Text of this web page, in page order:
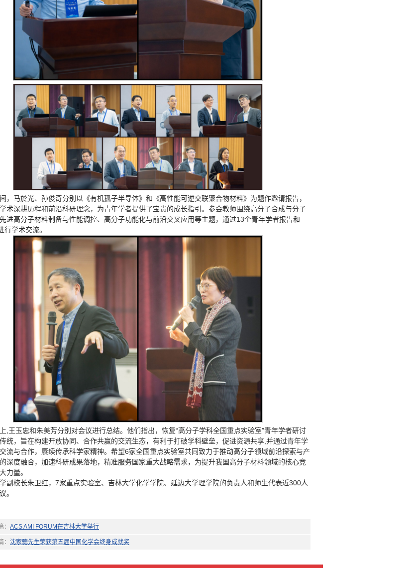
，马於光、孙俊奇分别以《有机孤子半导体》和《高性能可逆交联聚合物材料》为题作邀请报告，
术深耕历程和前沿科研理念，为青年学者提供了宝贵的成长指引。参会教师围绕高分子合成与分子
进高分子材料制备与性能调控、高分子功能化与前沿交叉应用等主题，通过13个青年学者报告和
行学术交流。
,王玉忠和朱美芳分别对会议进行总结。他们指出，恢复“高分子学科全国重点实验室”青年学者研讨
统，旨在构建开放协同、合作共赢的交流生态，有利于打破学科壁垒，促进资源共享,并通过青年学
流与合作，赓续传承科学家精神。希望6家全国重点实验室共同致力于推动高分子领域前沿探索与产
深度融合，加速科研成果落地，精准服务国家重大战略需求，为提升我国高分子材料领域的核心竞
力量。
副校长朱卫红，7家重点实验室、吉林大学化学学院、延边大学理学院的负责人和师生代表近300人
。
： ACS AMI FORUM在吉林大学举行
： 沈家骢先生荣获第五届中国化学会终身成就奖